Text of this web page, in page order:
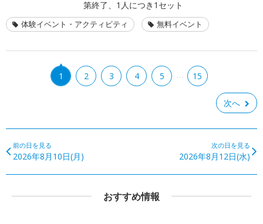
第終了、1人につき1セット
体験イベント・アクティビティ 無料イベント
1 2 3 4 5 … 15
次へ
前の日を見る
2026年8月10日(月)
次の日を見る
2026年8月12日(水)
おすすめ情報